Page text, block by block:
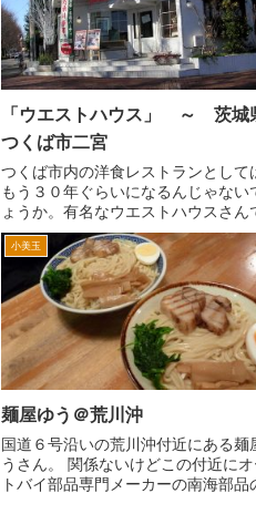
「ウエストハウス」 ～ 茨城
つくば市二宮
つくば市内の洋食レストランとして
もう３０年ぐらいになるんじゃない
ょうか。有名なウエストハウスさん
す。 おしゃれなつくば学園都市の
らしいお店。アメリカンカジュアル
い店舗の雰囲気で、いつも若い女性
ップルでにぎわってます。 ...
小美玉
麺屋ゆう＠荒川沖
国道６号沿いの荒川沖付近にある麺
うさん。 関係ないけどこの付近にオ
トバイ部品専門メーカーの南海部品